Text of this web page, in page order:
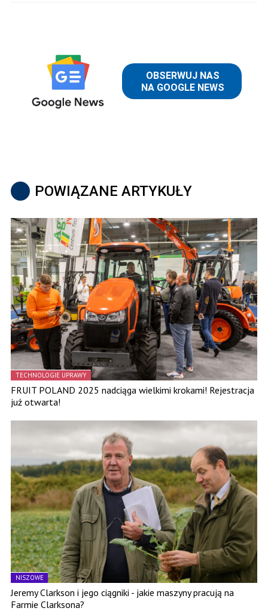
POWIĄZANE ARTYKUŁY
TECHNOLOGIE UPRAWY
FRUIT POLAND 2025 nadciąga wielkimi krokami! Rejestracja
już otwarta!
NISZOWE
Jeremy Clarkson i jego ciągniki - jakie maszyny pracują na
Farmie Clarksona?